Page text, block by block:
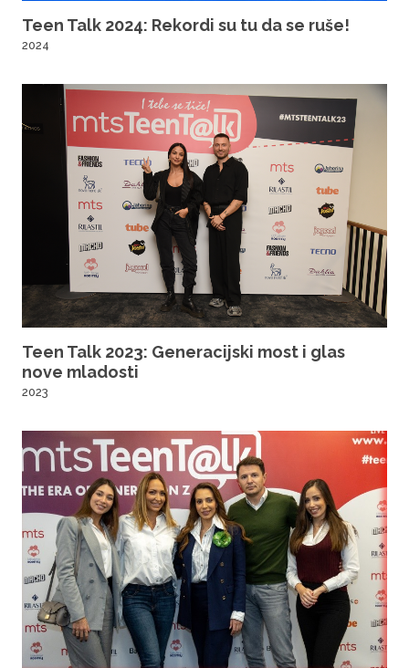
Teen Talk 2024: Rekordi su tu da se ruše!
2024
Teen Talk 2023: Generacijski most i glas
nove mladosti
2023